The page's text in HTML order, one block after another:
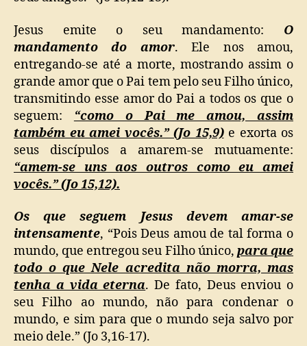
Jesus emite o seu mandamento: O
mandamento do amor. Ele nos amou,
entregando-se até a morte, mostrando assim o
grande amor que o Pai tem pelo seu Filho único,
transmitindo esse amor do Pai a todos os que o
seguem: “como o Pai me amou, assim
também eu amei vocês.” (Jo 15,9)e exorta os
seus discípulos a amarem-se mutuamente:
“amem-se uns aos outros como eu amei
vocês.” (Jo 15,12).
Os que seguem Jesus devem amar-se
intensamente, “Pois Deus amou de tal forma o
mundo, que entregou seu Filho único, para que
todo o que Nele acredita não morra, mas
tenha a vida eterna. De fato, Deus enviou o
seu Filho ao mundo, não para condenar o
mundo, e sim para que o mundo seja salvo por
meio dele.” (Jo 3,16-17).